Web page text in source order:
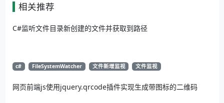
相关推荐
C#监听文件目录新创建的文件并获取到路径
c# FileSystemWatcher 文件新增监视 文件监视
网页前端js使用jquery.qrcode插件实现生成带图标的二维码